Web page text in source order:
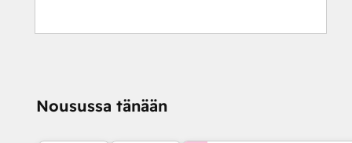
Nousussa tänään